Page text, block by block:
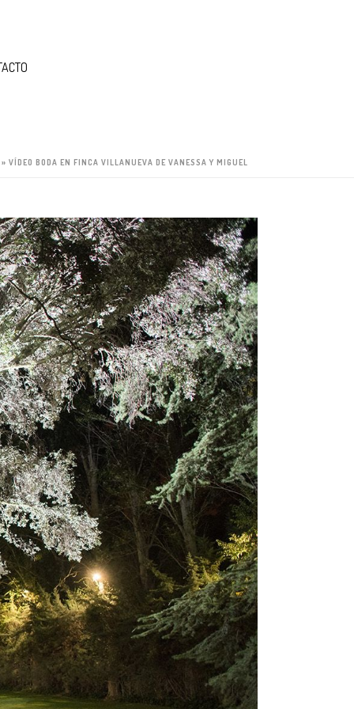
» VÍDEO BODA EN FINCA VILLANUEVA DE VANESSA Y MIGUEL